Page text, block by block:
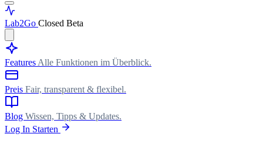
Lab2Go Closed Beta
Features Alle Funktionen im Überblick.
Preis Fair, transparent & flexibel.
Blog Wissen, Tipps & Updates.
Log In Starten